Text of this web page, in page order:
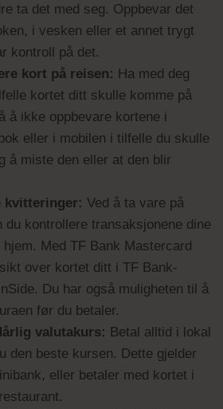
ta det med seg. Oppbevar det
i vesken eller et annet trygt
kontroll på det.
kort på reisen: Ha med deg
kortet ditt skulle komme på
å ikke oppbevare kortene i
eller i mobilen i tilfelle du skulle
å miste den eller at den blir
kvitteringer: Ved å ta vare på
du kontrollere transaksjonene dine
Med TF Bank Mastercard
over kortet ditt i TF Bank-
Du har også muligheten til å
før du betaler.
valutakurs: Betal alltid i lokal
den beste kursen. Dette gjelder
eller betaler med kortet i